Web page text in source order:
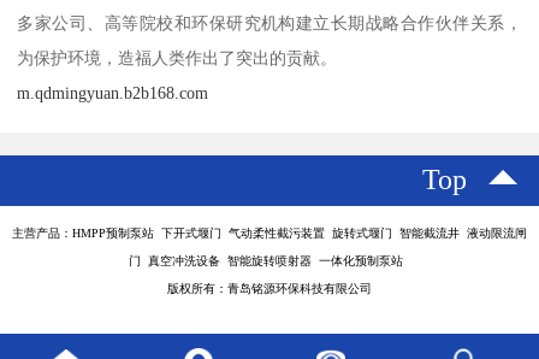
多家公司、高等院校和环保研究机构建立长期战略合作伙伴关系，
为保护环境，造福人类作出了突出的贡献。
m.qdmingyuan.b2b168.com
Top
主营产品：HMPP预制泵站 下开式堰门 气动柔性截污装置 旋转式堰门 智能截流井 液动限流闸
门 真空冲洗设备 智能旋转喷射器 一体化预制泵站
版权所有：青岛铭源环保科技有限公司